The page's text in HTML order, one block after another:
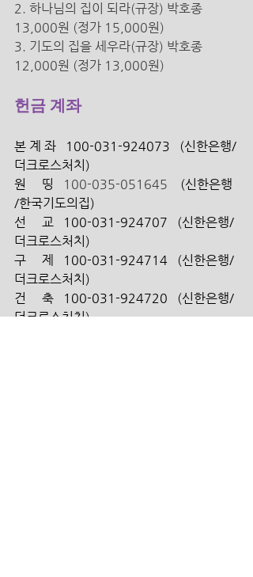
2. 하나님의 집이 되라(규장) 박호종
13,000원 (정가 15,000원)
3. 기도의 집을 세우라(규장) 박호종
12,000원 (정가 13,000원)
헌금 계좌
본 계 좌   100-031-924073   (신한은행/
더크로스처치)
원     띵
100-035-051645
   (신한은행
/한국기도의집)
선     교   100-031-924707   (신한은행/
더크로스처치)
구     제   100-031-924714   (신한은행/
더크로스처치)
건     축   100-031-924720   (신한은행/
더크로스처치)